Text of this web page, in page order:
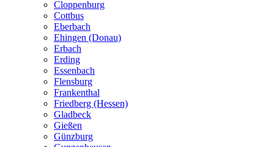
Cloppenburg
Cottbus
Eberbach
Ehingen (Donau)
Erbach
Erding
Essenbach
Flensburg
Frankenthal
Friedberg (Hessen)
Gladbeck
Gießen
Günzburg